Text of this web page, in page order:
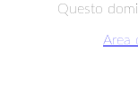
Questo
Area